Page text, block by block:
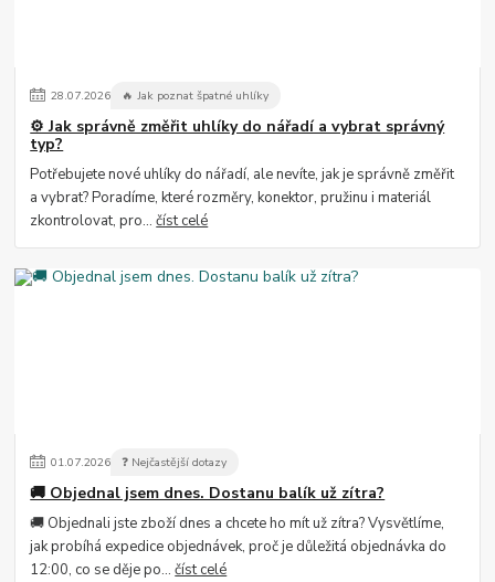
28.07.2026 🔥 Jak poznat špatné uhlíky
⚙️ Jak správně změřit uhlíky do nářadí a vybrat správný
typ?
Potřebujete nové uhlíky do nářadí, ale nevíte, jak je správně změřit
a vybrat? Poradíme, které rozměry, konektor, pružinu i materiál
zkontrolovat, pro...číst celé
01.07.2026 ❓ Nejčastější dotazy
🚚 Objednal jsem dnes. Dostanu balík už zítra?
🚚 Objednali jste zboží dnes a chcete ho mít už zítra? Vysvětlíme,
jak probíhá expedice objednávek, proč je důležitá objednávka do
12:00, co se děje po...číst celé